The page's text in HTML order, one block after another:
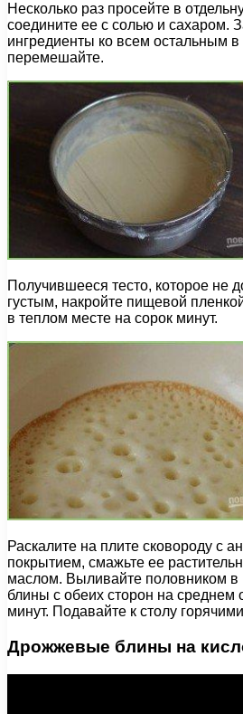
Несколько раз просейте в
соедините ее с солью и сахаром.
ингредиенты ко всем остальным
перемешайте.
Получившееся тесто, которое не
густым, накройте пищевой
в теплом месте на сорок минут.
Раскалите на плите сковороду с
покрытием, смажьте ее
маслом. Выливайте половником в
блины с обеих сторон на среднем
минут. Подавайте к столу
Дрожжевые блины на